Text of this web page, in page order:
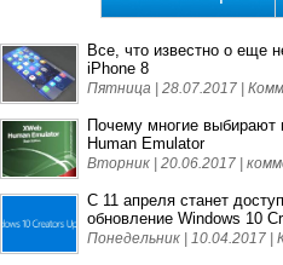
Все, что известно о еще
iPhone 8
Пятница | 28.07.2017 |
Почему многие выбирают
Human Emulator
Вторник | 20.06.2017 |
С 11 апреля станет
обновление Windows 10
Понедельник | 10.04.2017 |